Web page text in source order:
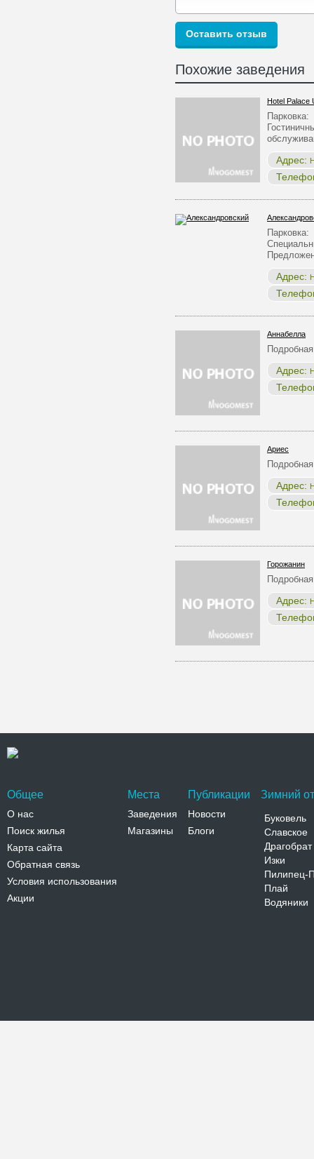
Похожие заведения
Hotel Palace
Адрес:
Адрес:
Аннабелла
Адрес:
Ариес
Адрес:
Горожанин
Адрес:
Общее
О нас
Поиск жилья
Карта сайта
Обратная связь
Условия использования
Акции
Места
Заведения
Магазины
Публикации
Новости
Блоги
Зимний
Буковель
Славское
Драгобрат
Изки
Пилипец-
Плай
Водяники